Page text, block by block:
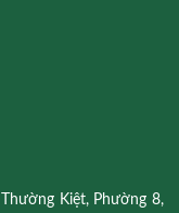
Kiệt, Phường 8,